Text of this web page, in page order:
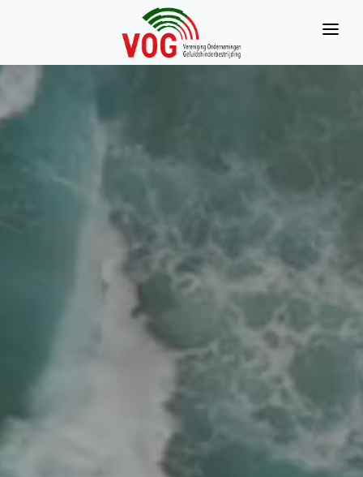
HOME
OVER ONS